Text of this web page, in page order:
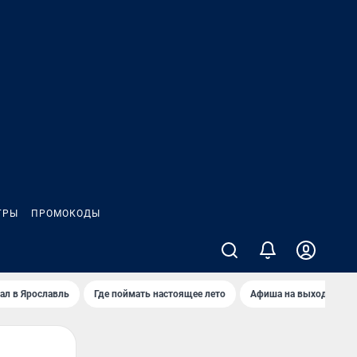
ПРОМОКОДЫ
в Ярославль Где поймать настоящее лето Афиша на выходные